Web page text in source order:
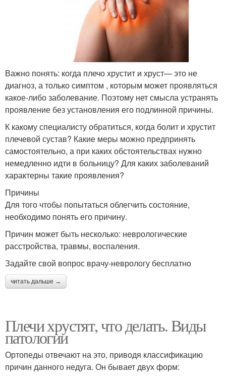
Важно понять: когда плечо хрустит и хруст— это не
диагноз, а только симптом , которым может проявляться
какое-либо заболевание. Поэтому нет смысла устранять
проявление без установления его подлинной причины.
К какому специалисту обратиться, когда болит и хрустит
плечевой сустав? Какие меры можно предпринять
самостоятельно, а при каких обстоятельствах нужно
немедленно идти в больницу? Для каких заболеваний
характерны такие проявления?
Причины
Для того чтобы попытаться облегчить состояние,
необходимо понять его причину.
Причин может быть несколько: неврологические
расстройства, травмы, воспаления.
Задайте свой вопрос врачу-неврологу бесплатно
читать дальше →
Плечи хрустят, что делать. Виды
патологии
Ортопеды отвечают на это, приводя классификацию
причин данного недуга. Он бывает двух форм: